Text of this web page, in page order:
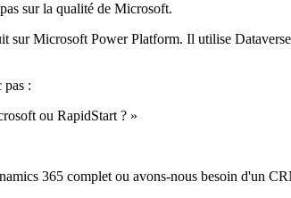
sur la qualité de Microsoft.
sur Microsoft Power Platform. Il utilise
pas :
ou RapidStart ? »
365 complet ou avons-nous besoin d'un